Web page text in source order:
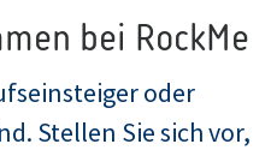
bei RockMe
oder
Stellen Sie sich vor,